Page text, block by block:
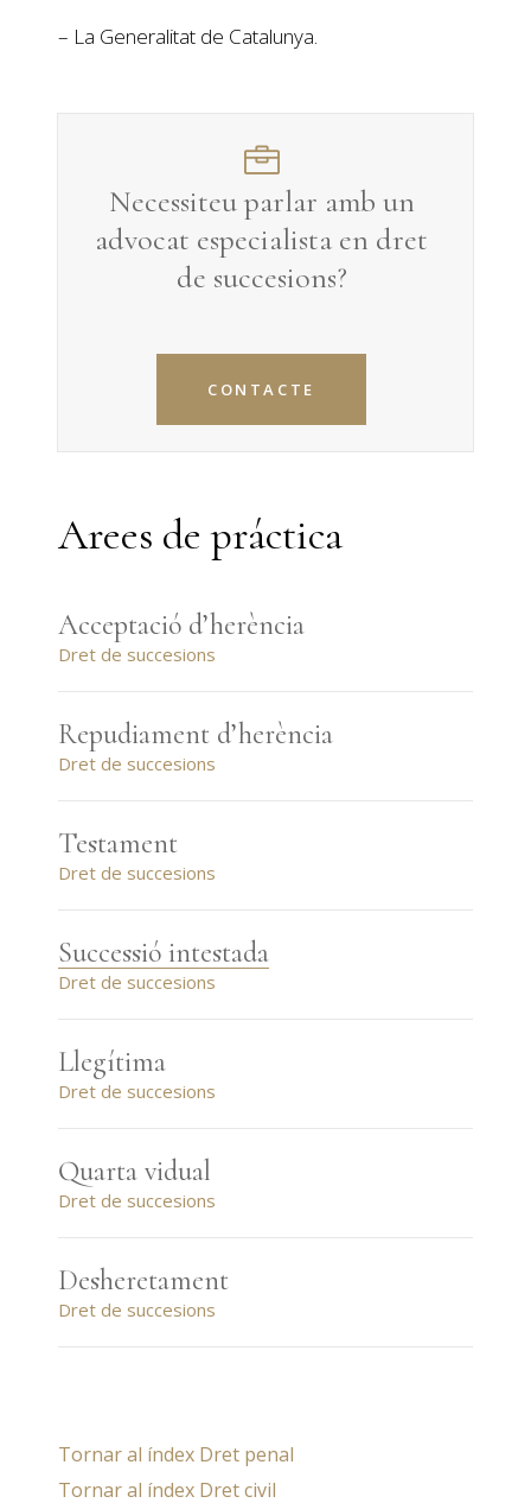
– La Generalitat de Catalunya.
Necessiteu parlar amb un
advocat especialista en dret
de succesions?
CONTACTE
Arees de práctica
Acceptació d’herència
Dret de succesions
Repudiament d’herència
Dret de succesions
Testament
Dret de succesions
Successió intestada
Dret de succesions
Llegítima
Dret de succesions
Quarta vidual
Dret de succesions
Desheretament
Dret de succesions
Tornar al índex Dret penal
Tornar al índex Dret civil